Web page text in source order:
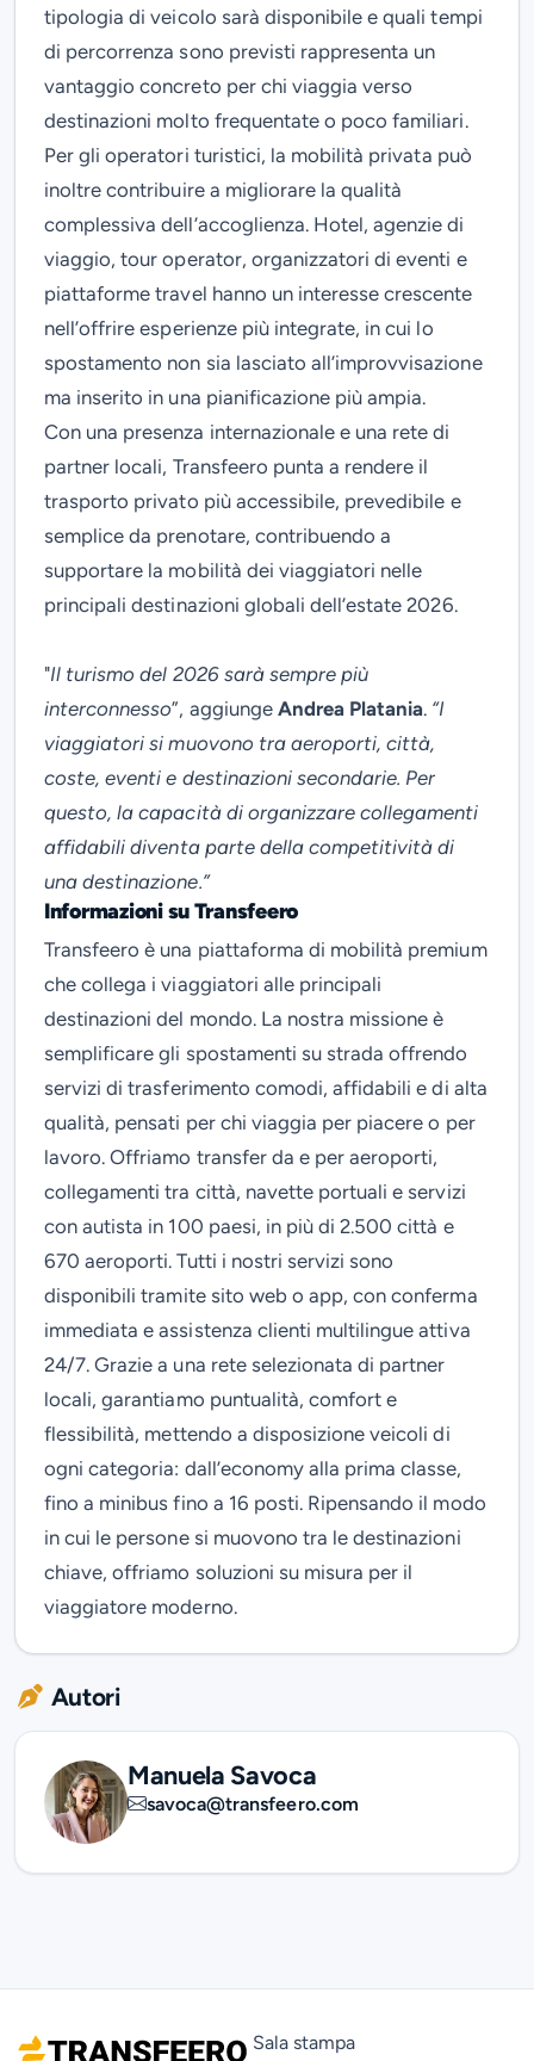
tipologia di veicolo sarà disponibile e quali tempi
di percorrenza sono previsti rappresenta un
vantaggio concreto per chi viaggia verso
destinazioni molto frequentate o poco familiari.
Per gli operatori turistici, la mobilità privata può
inoltre contribuire a migliorare la qualità
complessiva dell’accoglienza. Hotel, agenzie di
viaggio, tour operator, organizzatori di eventi e
piattaforme travel hanno un interesse crescente
nell’offrire esperienze più integrate, in cui lo
spostamento non sia lasciato all’improvvisazione
ma inserito in una pianificazione più ampia.
Con una presenza internazionale e una rete di
partner locali, Transfeero punta a rendere il
trasporto privato più accessibile, prevedibile e
semplice da prenotare, contribuendo a
supportare la mobilità dei viaggiatori nelle
principali destinazioni globali dell’estate 2026.
"Il turismo del 2026 sarà sempre più
interconnesso”, aggiunge Andrea Platania. “I
viaggiatori si muovono tra aeroporti, città,
coste, eventi e destinazioni secondarie. Per
questo, la capacità di organizzare collegamenti
affidabili diventa parte della competitività di
una destinazione.”
Informazioni su Transfeero
Transfeero è una piattaforma di mobilità premium
che collega i viaggiatori alle principali
destinazioni del mondo. La nostra missione è
semplificare gli spostamenti su strada offrendo
servizi di trasferimento comodi, affidabili e di alta
qualità, pensati per chi viaggia per piacere o per
lavoro. Offriamo transfer da e per aeroporti,
collegamenti tra città, navette portuali e servizi
con autista in 100 paesi, in più di 2.500 città e
670 aeroporti. Tutti i nostri servizi sono
disponibili tramite sito web o app, con conferma
immediata e assistenza clienti multilingue attiva
24/7. Grazie a una rete selezionata di partner
locali, garantiamo puntualità, comfort e
flessibilità, mettendo a disposizione veicoli di
ogni categoria: dall’economy alla prima classe,
fino a minibus fino a 16 posti. Ripensando il modo
in cui le persone si muovono tra le destinazioni
chiave, offriamo soluzioni su misura per il
viaggiatore moderno.
Autori
Manuela Savoca
savoca@transfeero.com
Sala stampa